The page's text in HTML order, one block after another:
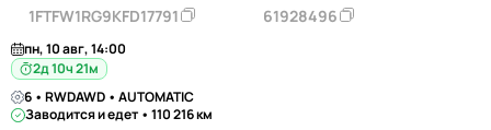
1FTFW1RG9KFD17791 61928496
пн, 10 авг, 14:00
2д 10ч 21м
6 • RWDAWD • AUTOMATIC
Заводится и едет • 110 216 км